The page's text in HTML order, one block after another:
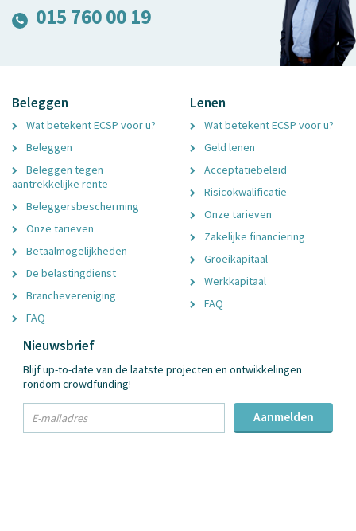
015 760 00 19
Beleggen
Wat betekent ECSP voor u?
Beleggen
Beleggen tegen
aantrekkelijke rente
Beleggersbescherming
Onze tarieven
Betaalmogelijkheden
De belastingdienst
Branchevereniging
FAQ
Lenen
Wat betekent ECSP voor u?
Geld lenen
Acceptatiebeleid
Risicokwalificatie
Onze tarieven
Zakelijke financiering
Groeikapitaal
Werkkapitaal
FAQ
Nieuwsbrief
Blijf up-to-date van de laatste projecten en ontwikkelingen
rondom crowdfunding!
Email
Aanmelden